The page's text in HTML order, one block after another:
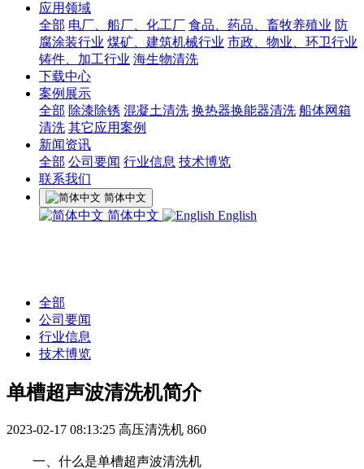
应用领域
全部 电厂、船厂、化工厂 食品、药品、畜牧养殖业 防
腐涂装行业 煤矿、建筑机械行业 市政、物业、环卫行业
铸件、加工行业 海生物清洗
下载中心
案例展示
全部 除漆除锈 混凝土清洗 换热器换能器清洗 船体网箱
清洗 其它应用案例
新闻资讯
全部 公司要闻 行业信息 技术博览
联系我们
简体中文
简体中文 English
全部
公司要闻
行业信息
技术博览
单槽超声波清洗机简介
2023-02-17 08:13:25 高压清洗机 860
一、什么是单槽超声波清洗机